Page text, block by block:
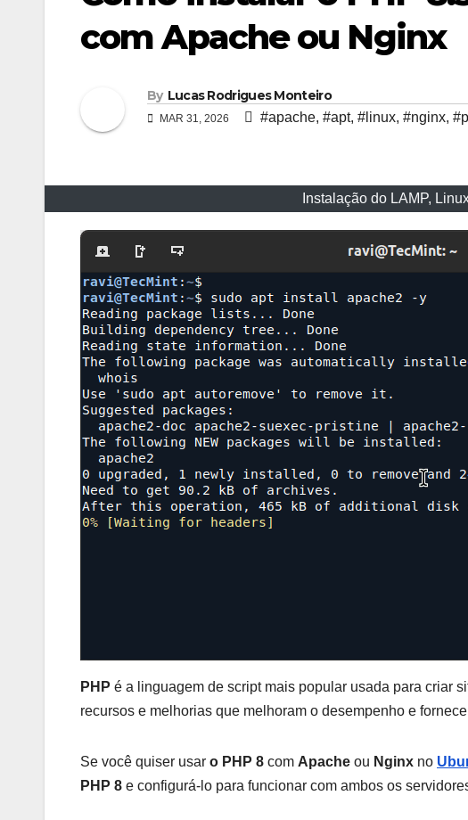
com Apache ou Nginx
By Lucas Rodrigues Monteiro
MAR 31, 2026 #apache, #apt, #linux, #nginx,
Instalação do LAMP,
PHP é a linguagem de script mais popular usada para criar
recursos e melhorias que melhoram o desempenho e
Se você quiser usar o PHP 8 com Apache ou Nginx no
PHP 8 e configurá-lo para funcionar com ambos os